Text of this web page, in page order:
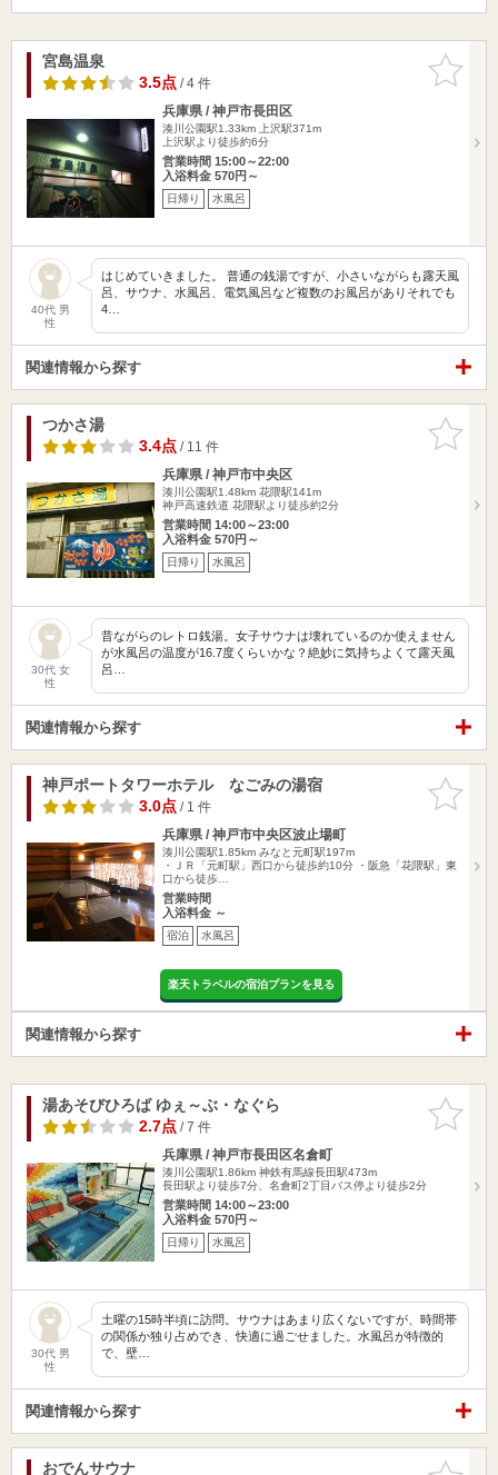
お気に入
りに追加
宮島温泉
3.5点/ 4 件
兵庫県 / 神戸市長田区
湊川公園駅1.33km
上沢駅371m
上沢駅より徒歩約6分
営業時間 15:00～22:00
入浴料金 570円～
日帰り 水風呂
40代 男
性
はじめていきました。 普通の銭湯ですが、小さいながらも露天風
呂、サウナ、水風呂、電気風呂など複数のお風呂がありそれでも
4…
関連情報から探す
お気に入
りに追加
つかさ湯
3.4点/ 11 件
兵庫県 / 神戸市中央区
湊川公園駅1.48km 花隈駅141m
神戸高速鉄道 花隈駅より徒歩約2分
営業時間 14:00～23:00
入浴料金 570円～
日帰り 水風呂
30代 女
性
昔ながらのレトロ銭湯。女子サウナは壊れているのか使えません
が水風呂の温度が16.7度くらいかな？絶妙に気持ちよくて露天風
呂…
関連情報から探す
お気に入
りに追加
神戸ポートタワーホテル なごみの湯宿
3.0点/ 1 件
兵庫県 / 神戸市中央区波止場町
湊川公園駅1.85km みなと元町駅197m
・ＪＲ「元町駅」西口から徒歩約10分 ・阪急「花隈駅」東
口から徒歩…
営業時間
入浴料金 ～
宿泊 水風呂
楽天トラベルの宿泊プランを見る
関連情報から探す
お気に入
りに追加
湯あそびひろば ゆぇ～ぶ・なぐら
2.7点/ 7 件
兵庫県 / 神戸市長田区名倉町
湊川公園駅1.86km 神鉄有馬線長田駅473m
長田駅より徒歩7分、名倉町2丁目バス停より徒歩2分
営業時間 14:00～23:00
入浴料金 570円～
日帰り 水風呂
30代 男
性
土曜の15時半頃に訪問。サウナはあまり広くないですが、時間帯
の関係か独り占めでき、快適に過ごせました。水風呂が特徴的
で、壁…
関連情報から探す
お気に入
おでんサウナ